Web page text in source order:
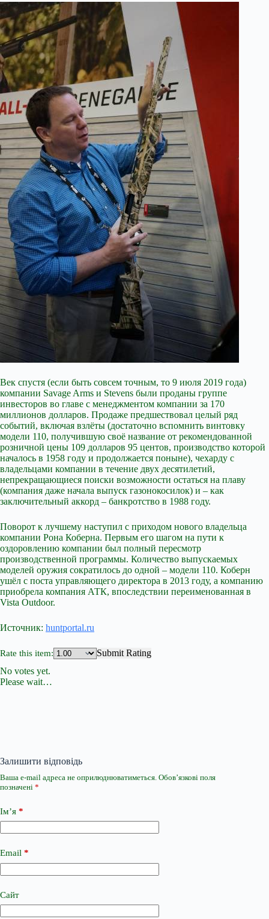
Век спустя (если быть совсем точным, то 9 июля 2019 года)
компании Savage Arms и Stevens были проданы группе
инвесторов во главе с менеджментом компании за 170
миллионов долларов. Продаже предшествовал целый ряд
событий, включая взлёты (достаточно вспомнить винтовку
модели 110, получившую своё название от рекомендованной
розничной цены 109 долларов 95 центов, производство которой
началось в 1958 году и продолжается поныне), чехарду с
владельцами компании в течение двух десятилетий,
непрекращающиеся поиски возможности остаться на плаву
(компания даже начала выпуск газонокосилок) и – как
заключительный аккорд – банкротство в 1988 году.
Поворот к лучшему наступил с приходом нового владельца
компании Рона Коберна. Первым его шагом на пути к
оздоровлению компании был полный пересмотр
производственной программы. Количество выпускаемых
моделей оружия сократилось до одной – модели 110. Коберн
ушёл с поста управляющего директора в 2013 году, а компанию
приобрела компания АТК, впоследствии переименованная в
Vista Outdoor.
Источник: huntportal.ru
Rate this item:
Submit Rating
No votes yet.
Please wait…
Залишити відповідь
Ваша e-mail адреса не оприлюднюватиметься. Обов’язкові поля
позначені *
Ім’я *
Email *
Сайт